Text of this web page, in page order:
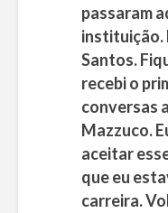
passaram
instituição.
Santos.
recebi o
conversas
Mazzuco.
aceitar
que eu
carreira.